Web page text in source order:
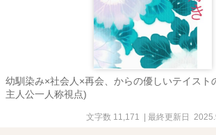
幼馴染み×社会人×再会、からの優しいテイスト
主人公一人称視点)
文字数 11,171 | 最終更新日